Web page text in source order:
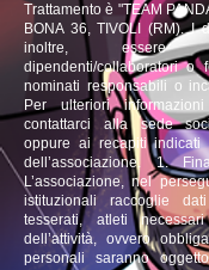
Trattamento è "TEAM
BONA 36, TIVOLI (RM). I
inoltre, essere
dipendenti/collaboratori o
nominati responsabili o
Per ulteriori
contattarci alla sede
oppure ai recapiti indicati
dell’associazione. 1.
L’associazione, nel
istituzionali raccoglie
tesserati, atleti
dell’attività, ovvero
personali saranno